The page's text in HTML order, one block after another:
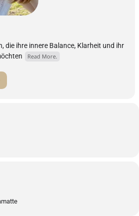
die ihre innere Balance, Klarheit und ihr
Read More.